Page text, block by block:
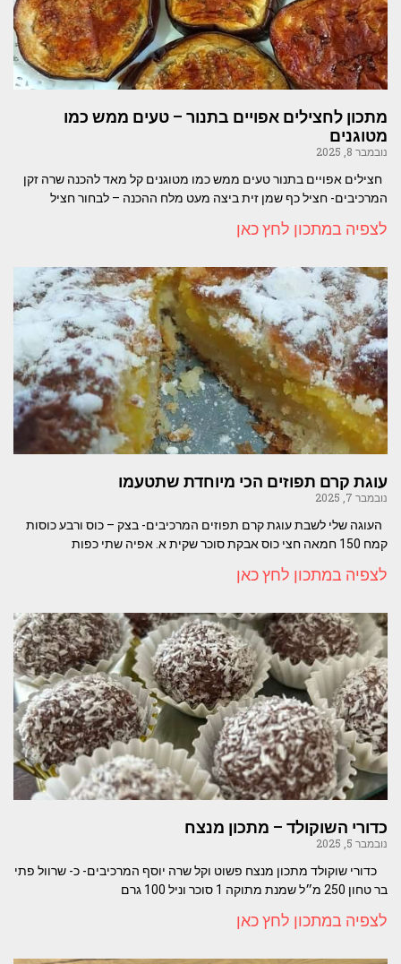
מתכון לחצילים אפויים בתנור – טעים ממש כמו
מטוגנים
נובמבר 8, 2025
חצילים אפויים בתנור טעים ממש כמו מטוגנים קל מאד להכנה שרה זקן
המרכיבים- חציל כף שמן זית ביצה מעט מלח ההכנה – לבחור חציל
לצפיה במתכון לחץ כאן
עוגת קרם תפוזים הכי מיוחדת שתטעמו
נובמבר 7, 2025
העוגה שלי לשבת עוגת קרם תפוזים המרכיבים- בצק – כוס ורבע כוסות
קמח 150 חמאה חצי כוס אבקת סוכר שקית א. אפיה שתי כפות
לצפיה במתכון לחץ כאן
כדורי השוקולד – מתכון מנצח
נובמבר 5, 2025
כדורי שוקולד מתכון מנצח פשוט וקל שרה יוסף המרכיבים- כ- שרוול פתי
בר טחון 250 מ״ל שמנת מתוקה 1 סוכר וניל 100 גרם
לצפיה במתכון לחץ כאן